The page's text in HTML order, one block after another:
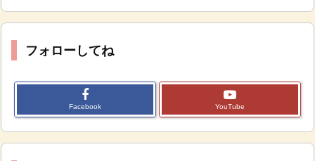
フォローしてね
Facebook YouTube